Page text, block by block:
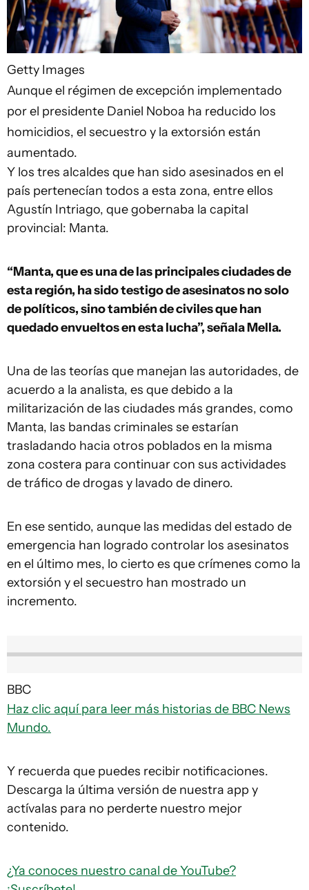
Getty Images
Aunque el régimen de excepción implementado
por el presidente Daniel Noboa ha reducido los
homicidios, el secuestro y la extorsión están
aumentado.
Y los tres alcaldes que han sido asesinados en el
país pertenecían todos a esta zona, entre ellos
Agustín Intriago, que gobernaba la capital
provincial: Manta.
“Manta, que es una de las principales ciudades de
esta región, ha sido testigo de asesinatos no solo
de políticos, sino también de civiles que han
quedado envueltos en esta lucha”, señala Mella.
Una de las teorías que manejan las autoridades, de
acuerdo a la analista, es que debido a la
militarización de las ciudades más grandes, como
Manta, las bandas criminales se estarían
trasladando hacia otros poblados en la misma
zona costera para continuar con sus actividades
de tráfico de drogas y lavado de dinero.
En ese sentido, aunque las medidas del estado de
emergencia han logrado controlar los asesinatos
en el último mes, lo cierto es que crímenes como la
extorsión y el secuestro han mostrado un
incremento.
BBC
Haz clic aquí para leer más historias de BBC News
Mundo.
Y recuerda que puedes recibir notificaciones.
Descarga la última versión de nuestra app y
actívalas para no perderte nuestro mejor
contenido.
¿Ya conoces nuestro canal de YouTube?